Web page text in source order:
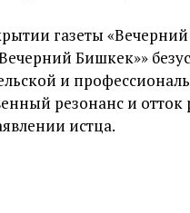
газеты
Бишкек»»
и
резонанс и отток
истца.